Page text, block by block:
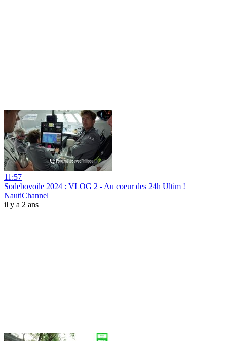
11:57
Sodebovoile 2024 : VLOG 2 - Au coeur des 24h Ultim !
NautiChannel
il y a 2 ans